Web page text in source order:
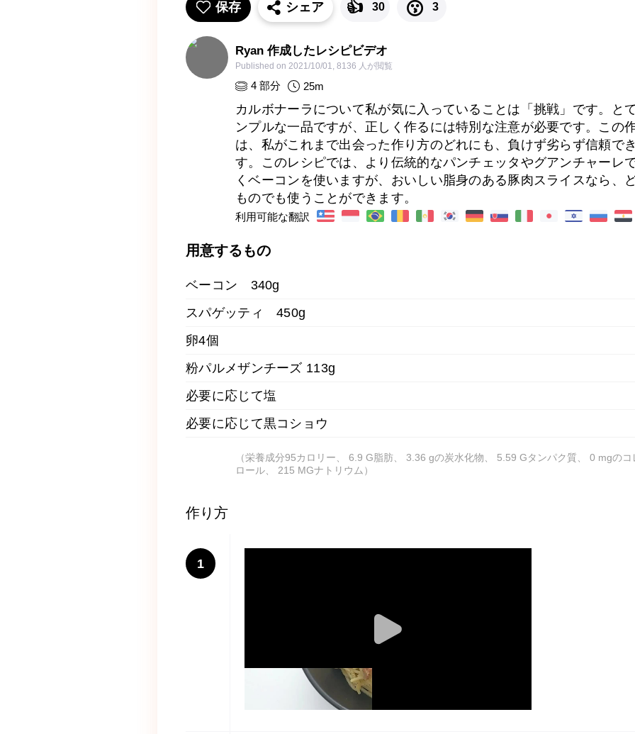
保存 シェア 👍 30 😗 3
Ryan 作成したレシピビデオ
Published on 2021/10/01, 8136 人が閲覧
4 部分 25m
カルボナーラについて私が気に入っていることは「挑戦」です。と
ンプルな一品ですが、正しく作るには特別な注意が必要です。この
は、私がこれまで出会った作り方のどれにも、負けず劣らず信頼で
す。このレシピでは、より伝統的なパンチェッタやグアンチャーレ
くベーコンを使いますが、おいしい脂身のある豚肉スライスなら、
ものでも使うことができます。
利用可能な翻訳
用意するもの
ベーコン 340g
スパゲッティ 450g
卵4個
粉パルメザンチーズ 113g
必要に応じて塩
必要に応じて黒コショウ
（栄養成分95カロリー、 6.9 G脂肪、 3.36 gの炭水化物、 5.59 Gタンパク質、 0 mgのコ
ロール、 215 MGナトリウム）
作り方
1